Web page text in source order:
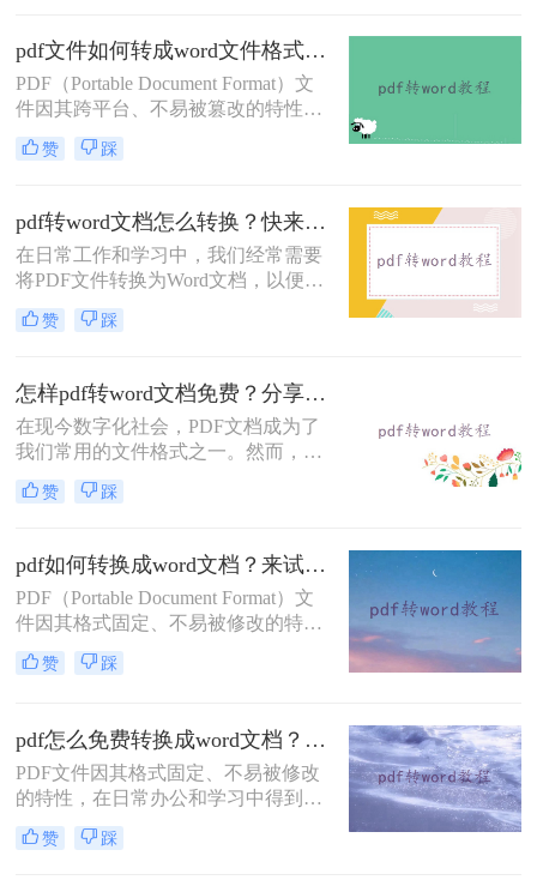
doc格式呢？本文将介绍三种常见的
PDF转DOC的方法。
pdf文件如何转成word文件格式？来学习这2种转换方法！
PDF（Portable Document Format）文
件因其跨平台、不易被篡改的特性，
广泛应用于文件传输和存储。然而，
有时我们需要将PDF文件转换为Word
新排版。那么pdf文件如何转成word文
件格式呢？本文将介绍两种将PDF转
换为Word文件格式的方法。
赞 踩
pdf转word文档怎么转换？快来试试这三种实用方法！
在日常工作和学习中，我们经常需要
将PDF文件转换为Word文档，以便进
行编辑和修改。那么pdf转word文档怎
么转换呢？本文将介绍三种常用的
赞 踩
怎样pdf转word文档免费？分享三种简单易学的转换方法！
在现今数字化社会，PDF文档成为了
我们常用的文件格式之一。然而，有
时我们需要对PDF文档进行编辑或修
订，这时候将其转换为Word文档就尤
具，但它们大多需要付费才能使用。
那么，怎样pdf转word文档免费呢？在
本文中，将向您详细介绍几种免费转
换方法。
赞 踩
pdf如何转换成word文档？来试试这二个转换方法！
PDF（Portable Document Format）文
件因其格式固定、不易被修改的特
点，在日常工作和学习中得到了广泛
应用。然而，在某些情况下，我们可
word文档呢？本文将介绍两种将PDF
转换成Word文档的方法。
赞 踩
pdf怎么免费转换成word文档？这三个方法教你轻松搞定！
PDF文件因其格式固定、不易被修改
的特性，在日常办公和学习中得到了
广泛应用。然而，有时我们需要对
PDF文件内容进行编辑或修改，这就
赞 踩